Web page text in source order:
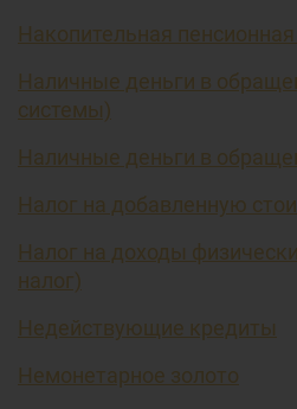
Накопительная
Наличные деньги в
системы)
Наличные деньги в
Налог на добавленную
Налог на доходы
налог)
Недействующие кредиты
Немонетарное золото